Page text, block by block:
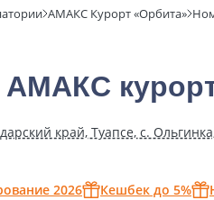
АМАКС Курорт «Орбита»
край, Туапсе, с.
2026 Кешбек до 5%